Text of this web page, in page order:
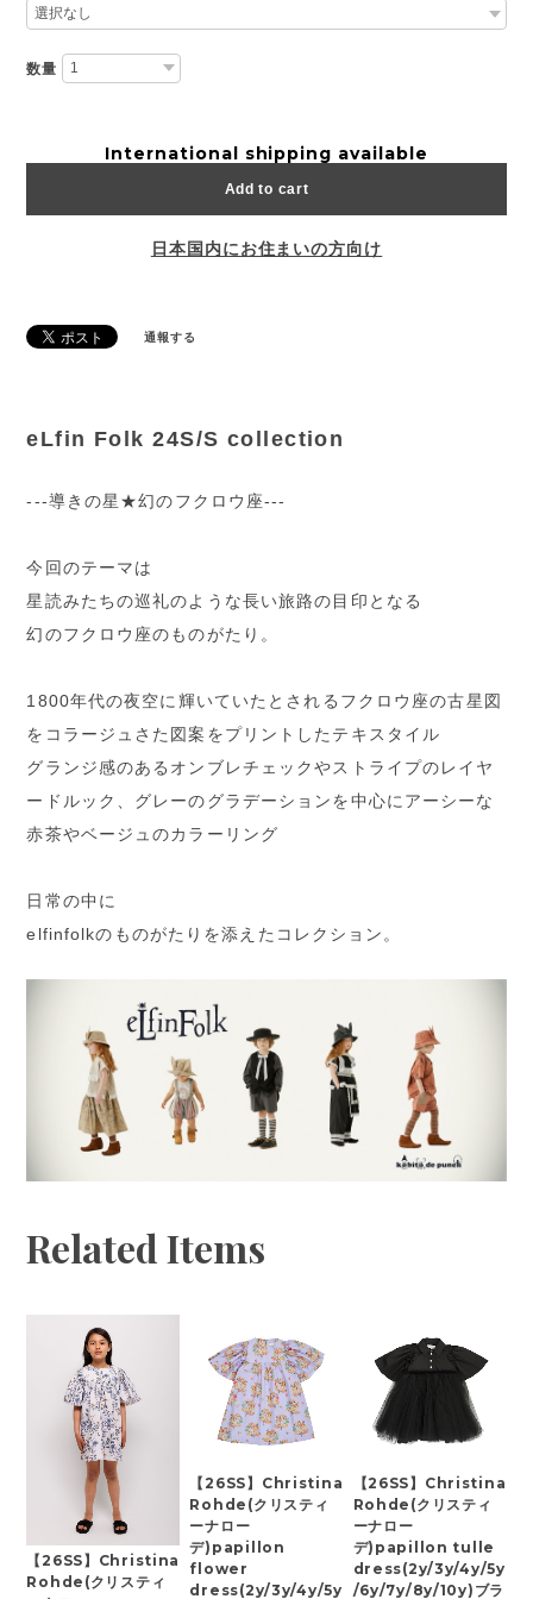
数量
International shipping available
Add to cart
日本国内にお住まいの方向け
通報する
eLfin Folk 24S/S collection
---導きの星★幻のフクロウ座---
今回のテーマは
星読みたちの巡礼のような長い旅路の目印となる
幻のフクロウ座のものがたり。
1800年代の夜空に輝いていたとされるフクロウ座の古星図
をコラージュさた図案をプリントしたテキスタイル
グランジ感のあるオンブレチェックやストライプのレイヤ
ードルック、グレーのグラデーションを中心にアーシーな
赤茶やベージュのカラーリング
日常の中に
elfinfolkのものがたりを添えたコレクション。
Related Items
【26SS】Christina
Rohde(クリスティ
【26SS】Christina
Rohde(クリスティ
ーナロー
デ)papillon
flower
dress(2y/3y/4y/5y
【26SS】Christina
Rohde(クリスティ
ーナロー
デ)papillon tulle
dress(2y/3y/4y/5y
/6y/7y/8y/10y)ブラ